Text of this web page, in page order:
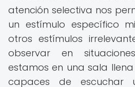
atención selectiva nos
un estímulo específico
otros estímulos
observar en
estamos en una sala
capaces de escuchar